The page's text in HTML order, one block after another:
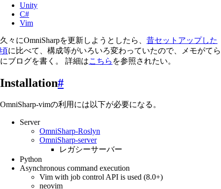
Unity
C#
Vim
久々にOmniSharpを更新しようとしたら、 昔セットアップした
頃に比べて、構成等がいろいろ変わっていたので、メモがてら
にブログを書く。 詳細はこちら を参照されたい。
Installation#
OmniSharp-vimの利用には以下が必要になる。
Server
OmniSharp-Roslyn
OmniSharp-server
レガシーサーバー
Python
Asynchronous command execution
Vim with job control API is used (8.0+)
neovim